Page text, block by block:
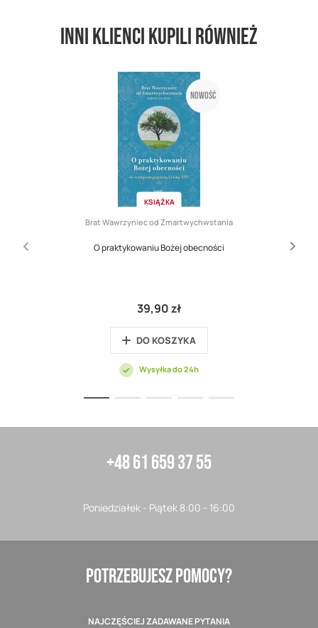
Inni klienci kupili również
Nowość
KSIĄŻKA
Brat Wawrzyniec od Zmartwychwstania
O praktykowaniu Bożej obecności
39,90 zł
DO KOSZYKA
Wysyłka do 24h
+48 61 659 37 55
Poniedziałek - Piątek 8:00 - 16:00
POTRZEBUJESZ POMOCY?
NAJCZĘŚCIEJ ZADAWANE PYTANIA